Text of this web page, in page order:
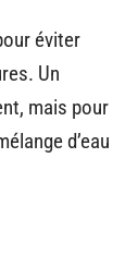
éviter
Un
mais pour
d’eau